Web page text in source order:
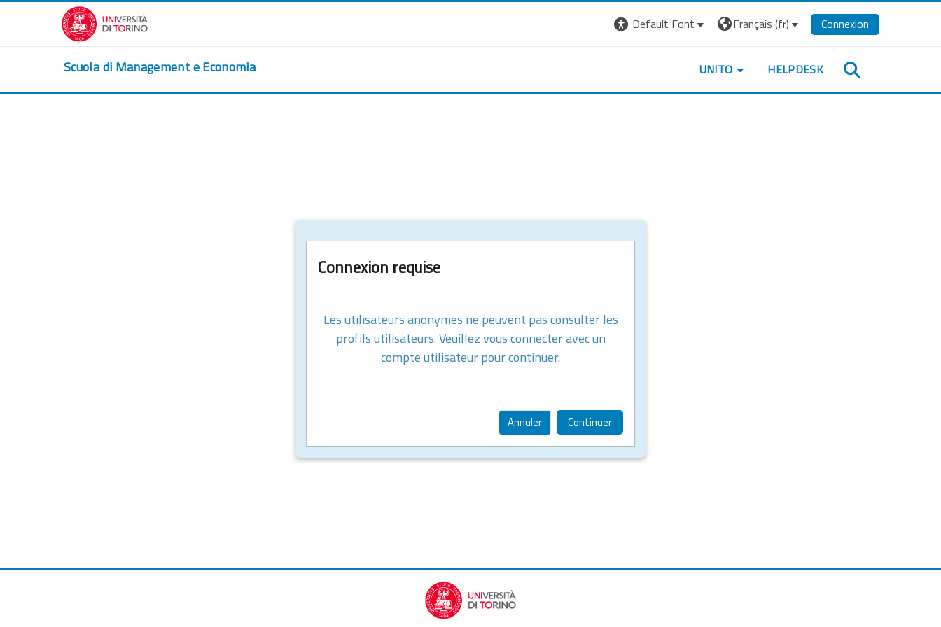
Passer au contenu principal
Default Font
Français ‎(fr)‎ Connexion
Scuola di Management e Economia UNITO HELPDESK
Connexion requise
Les utilisateurs anonymes ne peuvent pas consulter les
profils utilisateurs. Veuillez vous connecter avec un
compte utilisateur pour continuer.
Annuler Continuer